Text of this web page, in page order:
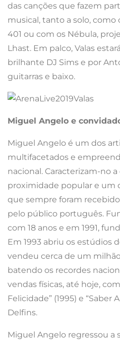
das canções que fazem
musical, tanto a solo,
401 ou com os Nébula,
Lhast. Em palco, Valas
brilhante DJ Sims e por
guitarras e baixo.
Miguel Angelo e
Miguel Angelo é um dos
multifacetados e
nacional. Caracterizam-no
proximidade popular e um
que sempre foram
pelo público português.
com 18 anos e em 1991,
Em 1993 abriu os estúdios
vendeu cerca de um
batendo os recordes
vendas físicas, até hoje,
Felicidade” (1995) e “Saber
Delfins.
Miguel Angelo regressou a